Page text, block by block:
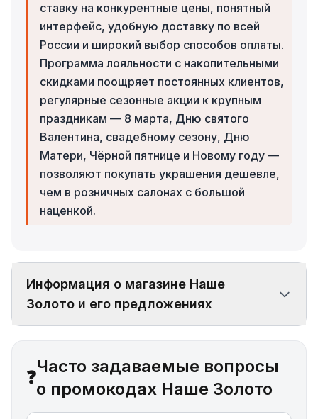
ставку на конкурентные цены, понятный
интерфейс, удобную доставку по всей
России и широкий выбор способов оплаты.
Программа лояльности с накопительными
скидками поощряет постоянных клиентов,
регулярные сезонные акции к крупным
праздникам — 8 марта, Дню святого
Валентина, свадебному сезону, Дню
Матери, Чёрной пятнице и Новому году —
позволяют покупать украшения дешевле,
чем в розничных салонах с большой
наценкой.
Информация о магазине Наше
Золото и его предложениях
❓
Часто задаваемые вопросы
о промокодах Наше Золото